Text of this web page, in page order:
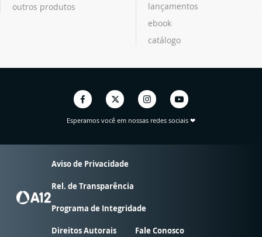
outros produtos
lançamentos
ebook
catálogo
Esperamos você em nossas redes sociais ❤
Aviso de Privacidade
Rel. de Transparência
Programa de Integridade
Direitos Autorais Fale Conosco